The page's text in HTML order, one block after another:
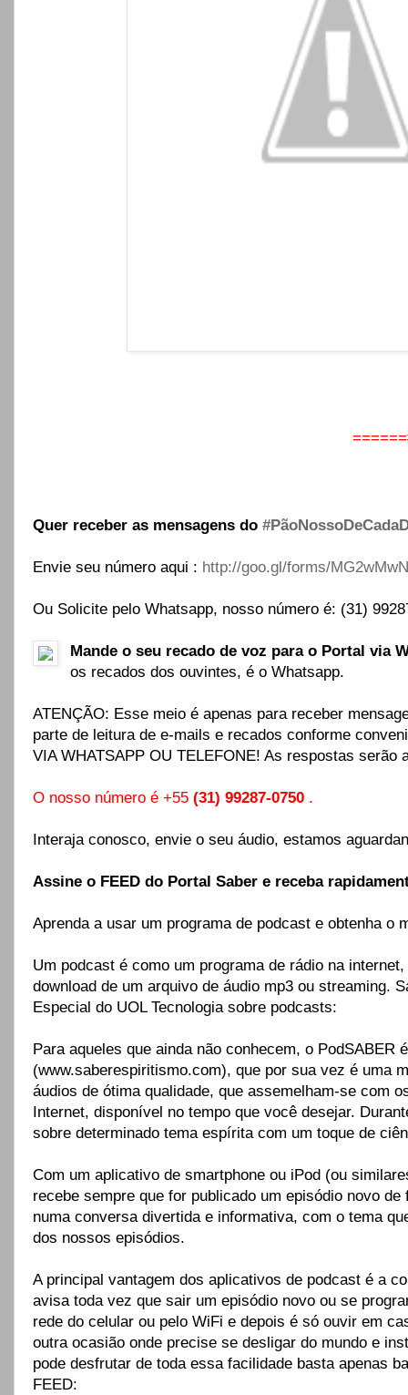
Quer receber as mensagens do
Envie seu número aqui : http://goo.gl/forms/
Ou Solicite pelo Whatsapp, nosso número é: (31)
Mande o seu recado de voz para o Portal via
os recados dos ouvintes, é o Whatsapp.
ATENÇÃO: Esse meio é apenas para receber
parte de leitura de e-mails e recados conforme
VIA WHATSAPP OU TELEFONE! As respostas serão
O nosso número é +55 (31) 99287-0750 .
Interaja conosco, envie o seu áudio, estamos
Assine o FEED do Portal Saber e receba
Aprenda a usar um programa de podcast e obtenha o
Um podcast é como um programa de rádio na
download de um arquivo de áudio mp3 ou streaming.
Especial do UOL Tecnologia sobre podcasts:
Para aqueles que ainda não conhecem, o
(www.saberespiritismo.com), que por sua vez é uma
áudios de ótima qualidade, que assemelham-se com
Internet, disponível no tempo que você desejar.
sobre determinado tema espírita com um toque de
Com um aplicativo de smartphone ou iPod (ou
recebe sempre que for publicado um episódio novo
numa conversa divertida e informativa, com o tema
dos nossos episódios.
A principal vantagem dos aplicativos de podcast é a
avisa toda vez que sair um episódio novo ou se
rede do celular ou pelo WiFi e depois é só ouvir em
outra ocasião onde precise se desligar do mundo e
pode desfrutar de toda essa facilidade basta apenas
FEED: